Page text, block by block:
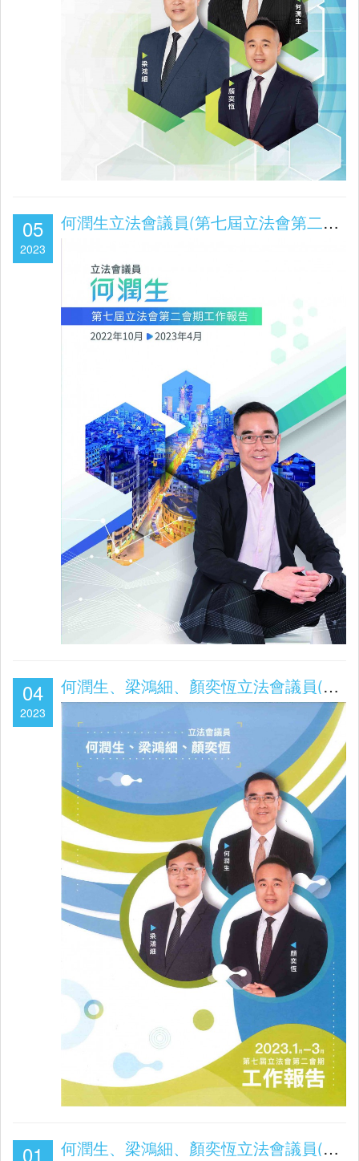
05
2023
何潤生立法會議員(第七屆立法會第二會期2022年10月-2023年4月工作報告)
04
2023
何潤生、梁鴻細、顏奕恆立法會議員(第七屆立法會第二會期2023.01-03月工作報告)
01 何潤生、梁鴻細、顏奕恆立法會議員(第七屆立法會第二會期2022.10-12月工作報告)